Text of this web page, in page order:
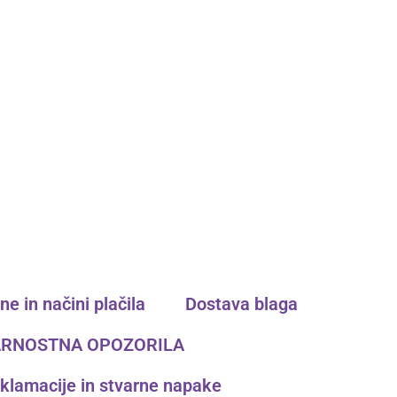
in načini plačila
Dostava blaga
OPOZORILA
in stvarne napake